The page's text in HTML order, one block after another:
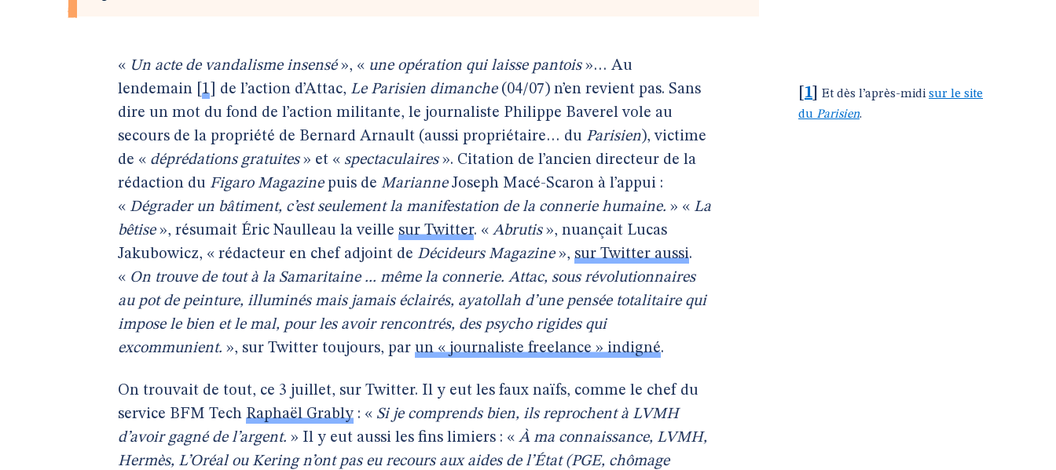
« Un acte de vandalisme insensé», « une opération qui laisse pantois»… Au
lendemain 1 de l’action d’Attac, Le Parisien dimanche(04/07) n’en revient pas. Sans
dire un mot du fond de l’action militante, le journaliste Philippe Baverel vole au
secours de la propriété de Bernard Arnault (aussi propriétaire… du Parisien), victime
de « déprédations gratuites» et « spectaculaires». Citation de l’ancien directeur de la
rédaction du Figaro Magazinepuis de MarianneJoseph Macé-Scaron à l’appui :
« Dégrader un bâtiment, c’est seulement la manifestation de la connerie humaine. » « La
bêtise», résumait Éric Naulleau la veille sur Twitter. « Abrutis», nuançait Lucas
Jakubowicz, « rédacteur en chef adjoint de Décideurs Magazine», sur Twitter aussi.
« On trouve de tout à la Samaritaine ... même la connerie. Attac, sous révolutionnaires
au pot de peinture, illuminés mais jamais éclairés, ayatollah d’une pensée totalitaire qui
impose le bien et le mal, pour les avoir rencontrés, des psycho rigides qui
excommunient. », sur Twitter toujours, par un « journaliste freelance » indigné.
On trouvait de tout, ce 3 juillet, sur Twitter. Il y eut les faux naïfs, comme le chef du
service BFM Tech Raphaël Grably : « Si je comprends bien, ils reprochent à LVMH
d’avoir gagné de l’argent. » Il y eut aussi les fins limiers : « À ma connaissance, LVMH,
Hermès, L’Oréal ou Kering n’ont pas eu recours aux aides de l’État (PGE, chômage
1 Et dès l’après-midi sur le site
du Parisien.